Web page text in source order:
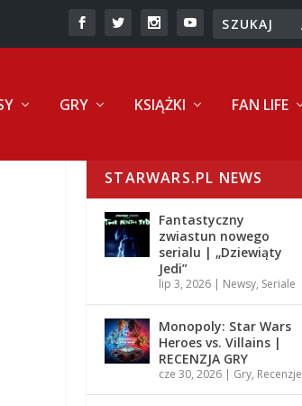
GRY KSIĄŻKI FAN LIFE
STARWARS.PL NEWS
Fantastyczny
zwiastun nowego
serialu | „Dziewiąty
Jedi”
lip 3, 2026 | Newsy, Seriale
Monopoly: Star Wars
Heroes vs. Villains |
RECENZJA GRY
cze 30, 2026 | Gry, Recenzje